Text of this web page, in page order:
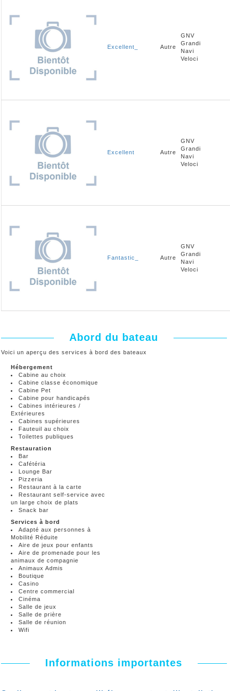
Excellent_ Autre
GNV
Grandi
Navi
Veloci
Excellent Autre
GNV
Grandi
Navi
Veloci
Fantastic_ Autre
GNV
Grandi
Navi
Veloci
Abord du bateau
Voici un aperçu des services à bord des bateaux
Hébergement
Cabine au choix
Cabine classe économique
Cabine Pet
Cabine pour handicapés
Cabines intérieures /
Extérieures
Cabines supérieures
Fauteuil au choix
Toilettes publiques
Restauration
Bar
Cafétéria
Lounge Bar
Pizzeria
Restaurant à la carte
Restaurant self-service avec
un large choix de plats
Snack bar
Services à bord
Adapté aux personnes à
Mobilité Réduite
Aire de jeux pour enfants
Aire de promenade pour les
animaux de compagnie
Animaux Admis
Boutique
Casino
Centre commercial
Cinéma
Salle de jeux
Salle de prière
Salle de réunion
Wifi
Informations importantes